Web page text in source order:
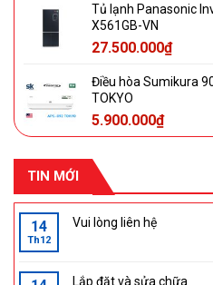
Tủ lạnh Panasonic
X561GB-VN
27.500.000₫
Điều hòa Sumikura
TOKYO
5.900.000₫
TIN MỚI
14
Th12
Vui lòng liên hệ
Lắp đặt và sửa chữa